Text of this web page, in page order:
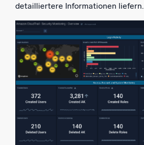
detailliertere Informationen liefern.